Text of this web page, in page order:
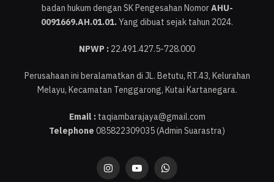
badan hukum dengan SK Pengesahan NomorAHU-
0091669.AH.01.01.Yang dibuat sejak tahun 2024.
NPWP : 22.491.427.5-728.000
Perusahaan ini beralamatkan di JL. Betutu, RT.43, Kelurahan
Melayu, Kecamatan Tenggarong, Kutai Kartanegara.
Email :taqiambarajaya@gmail.com
Telephone 085822309035 (Admin Suarastra)
InstagramYouTubeWhatsApp